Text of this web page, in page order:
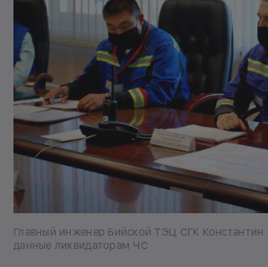
Главный инженер Бийской ТЭЦ СГК Константин
данные ликвидаторам ЧС